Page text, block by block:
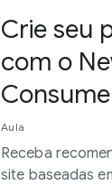
Crie seu
com o
Aula
Receba
site baseadas